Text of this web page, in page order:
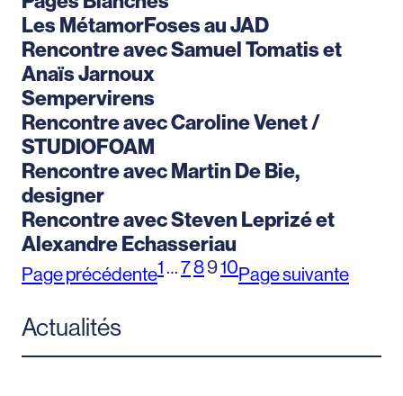
Les MétamorFoses au JAD
Rencontre avec Samuel Tomatis et
Anaïs Jarnoux
Sempervirens
Rencontre avec Caroline Venet /
STUDIOFOAM
Rencontre avec Martin De Bie,
designer
Rencontre avec Steven Leprizé et
Alexandre Echasseriau
Page précédente1 …78910Page suivante
Actualités